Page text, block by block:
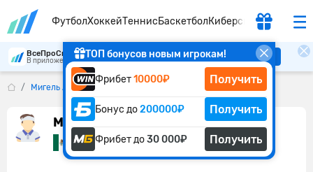
ФутболХоккейТеннисБаскетболКиберспорт
ТОП бонусов новым игрокам!
Фрибет10000₽ Получить
Бонус до200000₽ Получить
Фрибет до30 000₽ Получить
ВсеПроСпорт
В приложении удобнее Скачать
Мигель Анхель Рейес-Варела
Мигель Анхель Рейес-Варела
Мексика